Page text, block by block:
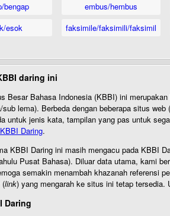
bengap
esok
embus/hembus
faksimile/faksimili/faksimil
daring ini
Besar Bahasa Indonesia (KBBI) ini
lema). Berbeda dengan beberapa situs web
untuk jenis kata, tampilan yang pas untuk
Daring.
KBBI Daring ini masih mengacu pada KBBI
Pusat Bahasa). Diluar data utama, kami
semakin menambah khazanah referensi
(link) yang mengarah ke situs ini tetap
Daring